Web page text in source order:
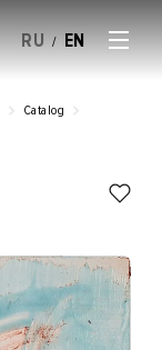
RU / EN
Catalog